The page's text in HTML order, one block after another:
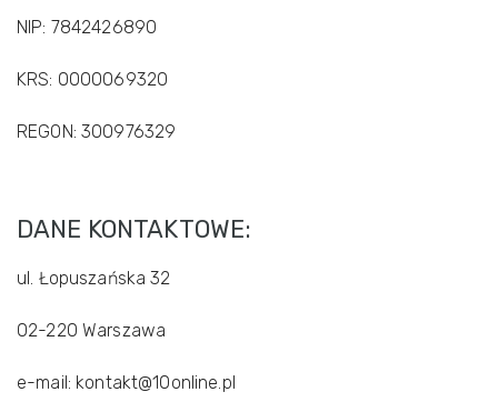
NIP: 7842426890
KRS: 0000069320
REGON: 300976329
DANE KONTAKTOWE:
ul. Łopuszańska 32
02-220 Warszawa
e-mail: kontakt@10online.pl